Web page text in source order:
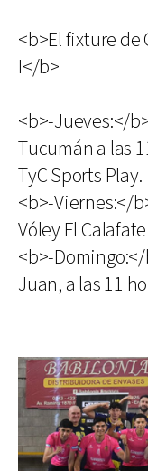
<b>El fixture de
I</b>
<b>-Jueves:</
Tucumán a las
TyC Sports Play.
<b>-Viernes:</
Vóley El
<b>-Domingo:</
Juan, a las 11